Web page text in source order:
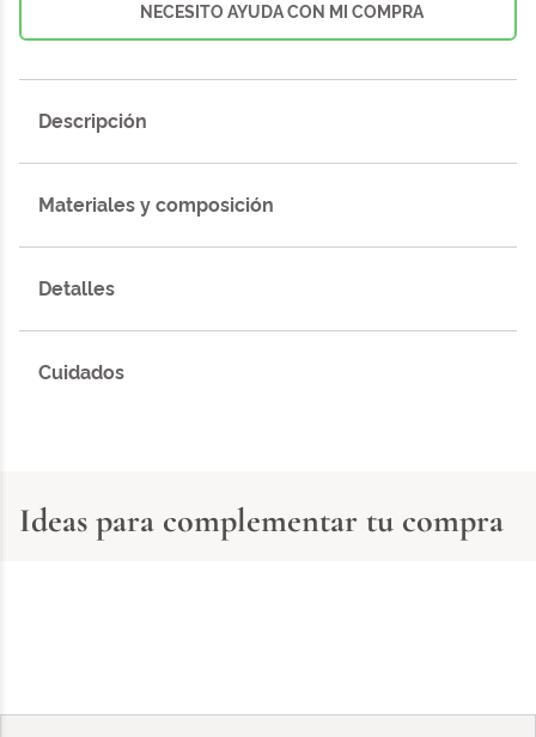
NECESITO AYUDA CON MI COMPRA
Descripción
Materiales y composición
Detalles
Cuidados
Ideas para complementar tu compra